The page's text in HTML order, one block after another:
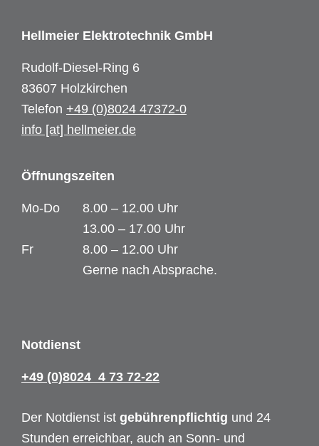
Footer
Hellmeier Elektrotechnik GmbH
Rudolf-Diesel-Ring 6
83607 Holzkirchen
Telefon +49 (0)8024 47372-0
info [at] hellmeier.de
Öffnungszeiten
Mo-Do
8.00 – 12.00 Uhr
13.00 – 17.00 Uhr
Fr
8.00 – 12.00 Uhr
Gerne nach Absprache.
Notdienst
+49 (0)8024 4 73 72-22
Der Notdienst ist gebührenpflichtig und 24
Stunden erreichbar, auch an Sonn- und